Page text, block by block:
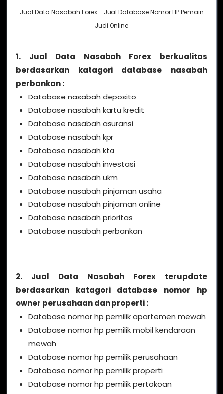
Jual Data Nasabah Forex - Jual Database Nomor HP Pemain
Judi Online
1. Jual Data Nasabah Forex berkualitas
berdasarkan katagori database nasabah
perbankan :
Database nasabah deposito
Database nasabah kartu kredit
Database nasabah asuransi
Database nasabah kpr
Database nasabah kta
Database nasabah investasi
Database nasabah ukm
Database nasabah pinjaman usaha
Database nasabah pinjaman online
Database nasabah prioritas
Database nasabah perbankan
2. Jual Data Nasabah Forex terupdate
berdasarkan katagori database nomor hp
owner perusahaan dan properti :
Database nomor hp pemilik apartemen mewah
Database nomor hp pemilik mobil kendaraan
mewah
Database nomor hp pemilik perusahaan
Database nomor hp pemilik properti
Database nomor hp pemilik pertokoan